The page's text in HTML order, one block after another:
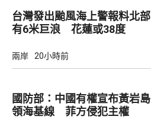
台灣發出颱風海上警報料北部
有6米巨浪 花蓮或38度
兩岸 20小時前
國防部：中國有權宣布黃岩島
領海基線 菲方侵犯主權